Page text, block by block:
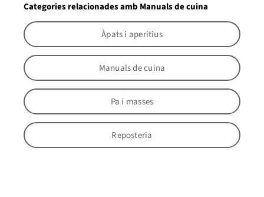
Categories relacionades amb Manuals de cuina
Àpats i aperitius
Manuals de cuina
Pa i masses
Reposteria